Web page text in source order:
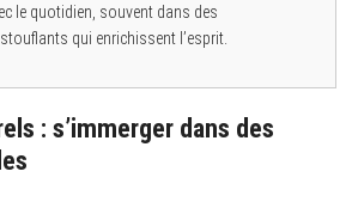
le quotidien, souvent dans des
qui enrichissent l’esprit.
: s’immerger dans des